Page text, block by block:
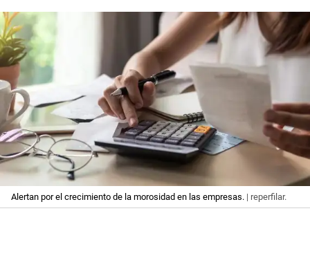
Alertan por el crecimiento de la morosidad en las empresas. | reperfilar.